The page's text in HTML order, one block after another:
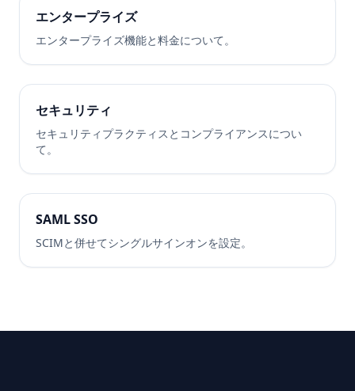
エンタープライズ
エンタープライズ機能と料金について。
セキュリティ
セキュリティプラクティスとコンプライアンスについ
て。
SAML SSO
SCIMと併せてシングルサインオンを設定。